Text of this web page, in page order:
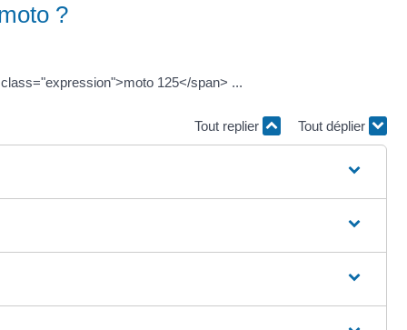
?
125</span> ...
Tout replier Tout déplier